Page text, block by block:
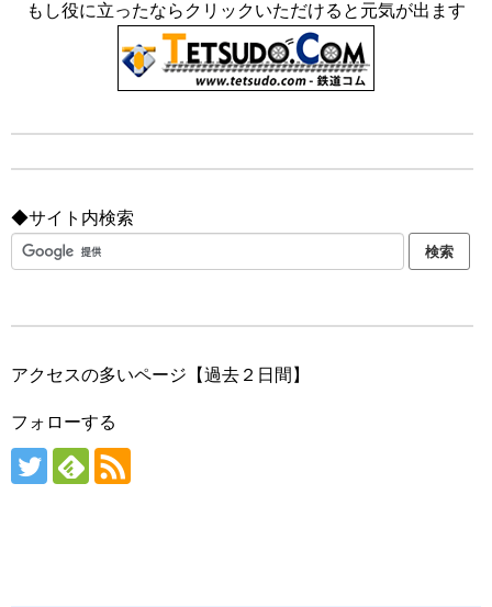
もし役に立ったならクリックいただけると元気が出ます
◆サイト内検索
アクセスの多いページ【過去２日間】
フォローする